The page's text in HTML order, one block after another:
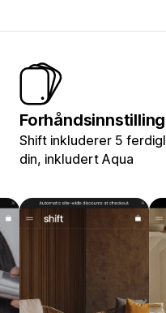
Shift inkluderer 5
din, inkludert Aqua